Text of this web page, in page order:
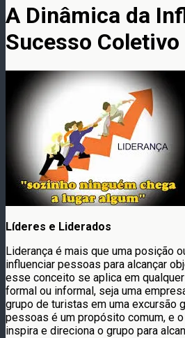
A Dinâmica da
Sucesso Coletivo
Líderes e Liderados
Liderança é mais que uma posição
influenciar pessoas para alcançar
esse conceito se aplica em
formal ou informal, seja uma
grupo de turistas em uma excursão
pessoas é um propósito comum, e
inspira e direciona o grupo para